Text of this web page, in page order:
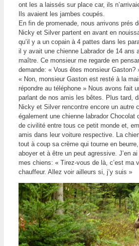
ont les a laissés sur place car, ils
Ils avaient les jambes coupés.
En fin de promenade, nous arrivons prés
Nicky et Silver partent en avant en
qu’il y a un copain à 4 pattes dans les
il y avait une chienne Labrador de 14 ans
maître. Ce monsieur me regarde en
demande: « Vous êtes monsieur Gaston?
« Non, monsieur Gaston est resté à la
répondre au téléphone » Nous avons fait
parlant de nos amis les bêtes. Plus tard,
Nicky et Silver rencontre encore un autre
également une chienne labrador Chocolat
de civilité entre tous ce petit monde et,
amis dans leur voiture respective. La
tout à coup sa crème qui tourne en
aboyer et à être un peut agressive. J’en
mes chiens: « Tirez-vous de là, c’est ma
chauffeur. Allez voir ailleurs si, j’y suis »